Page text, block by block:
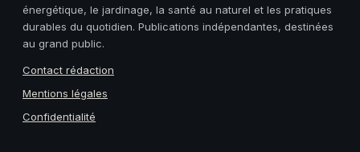
énergétique, le jardinage, la santé au naturel et les pratiques
durables du quotidien. Publications indépendantes, destinées
au grand public.
Contact rédaction
Mentions légales
Confidentialité